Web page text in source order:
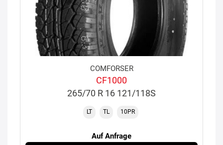
COMFORSER
CF1000
265/70 R 16 121/118S
LT TL 10PR
Auf Anfrage